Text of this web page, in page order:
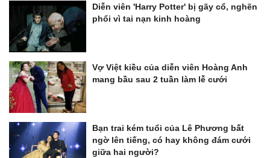
Diễn viên 'Harry Potter' bị gãy cổ, nghẽn
phổi vì tai nạn kinh hoàng
Vợ Việt kiều của diễn viên Hoàng Anh
mang bầu sau 2 tuần làm lễ cưới
Bạn trai kém tuổi của Lê Phương bất
ngờ lên tiếng, có hay không đám cưới
giữa hai người?